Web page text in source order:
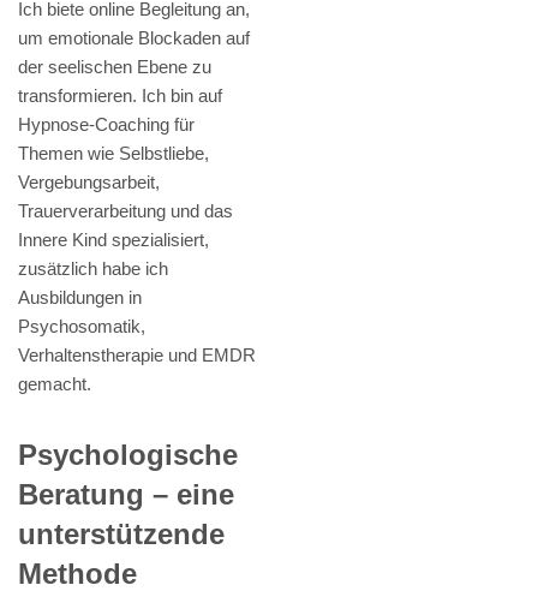
Ich biete online Begleitung an,
um emotionale Blockaden auf
der seelischen Ebene zu
transformieren. Ich bin auf
Hypnose-Coaching für
Themen wie Selbstliebe,
Vergebungsarbeit,
Trauerverarbeitung und das
Innere Kind spezialisiert,
zusätzlich habe ich
Ausbildungen in
Psychosomatik,
Verhaltenstherapie und EMDR
gemacht.
Psychologische
Beratung – eine
unterstützende
Methode